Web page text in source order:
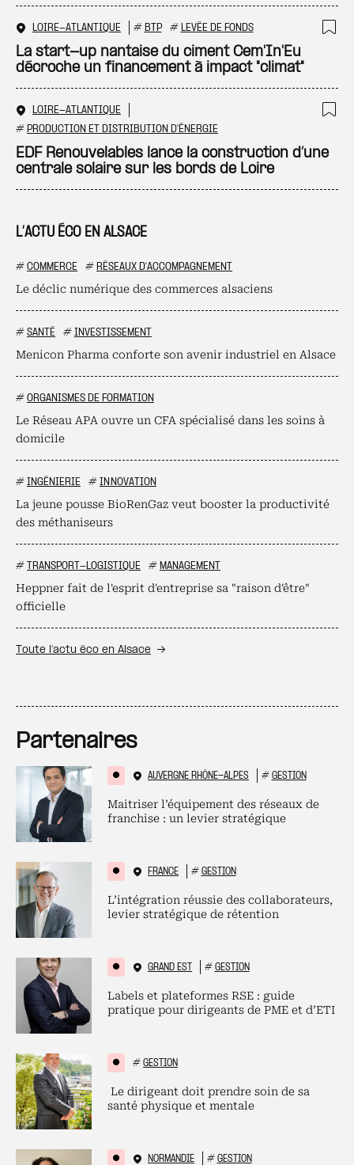
L’ACTU ÉCO EN ALSACE
# COMMERCE # RÉSEAUX D'ACCOMPAGNEMENT
Le déclic numérique des commerces alsaciens
# SANTÉ # INVESTISSEMENT
Menicon Pharma conforte son avenir industriel en Alsace
# ORGANISMES DE FORMATION
Le Réseau APA ouvre un CFA spécialisé dans les soins à
domicile
# INGÉNIERIE # INNOVATION
La jeune pousse BioRenGaz veut booster la productivité
des méthaniseurs
# TRANSPORT-LOGISTIQUE # MANAGEMENT
Heppner fait de l'esprit d'entreprise sa "raison d'être"
officielle
Toute l’actu éco en Alsace
LOIRE-ATLANTIQUE # BTP # LEVÉE DE FONDS
La start-up nantaise du ciment Cem'In'Eu
décroche un financement à impact "climat"
LOIRE-ATLANTIQUE
# PRODUCTION ET DISTRIBUTION D'ÉNERGIE
EDF Renouvelables lance la construction d’une
centrale solaire sur les bords de Loire
Partenaires
AUVERGNE RHÔNE-ALPES # GESTION
Maitriser l’équipement des réseaux de
franchise : un levier stratégique
FRANCE # GESTION
L’intégration réussie des collaborateurs,
levier stratégique de rétention
GRAND EST # GESTION
Labels et plateformes RSE : guide
pratique pour dirigeants de PME et d’ETI
# GESTION
Le dirigeant doit prendre soin de sa
santé physique et mentale
NORMANDIE # GESTION